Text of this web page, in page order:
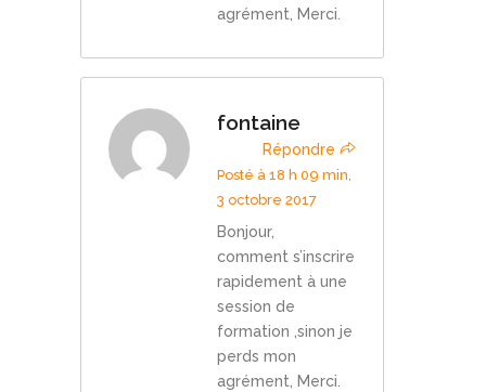
agrément, Merci.
fontaine
Répondre
Posté à 18 h 09 min,
3 octobre 2017
Bonjour,
comment s’inscrire
rapidement à une
session de
formation ,sinon je
perds mon
agrément, Merci.